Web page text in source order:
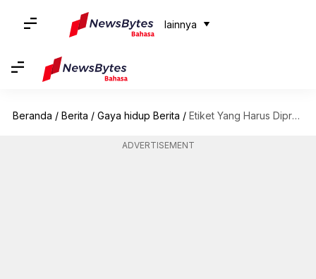
lainnya
Beranda / Berita / Gaya hidup Berita / Etiket Yang Harus Dipraktikkan Saat Berada Di Bangkok
ADVERTISEMENT